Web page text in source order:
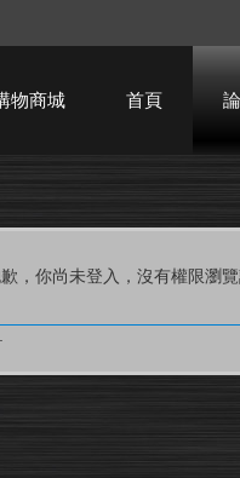
物商城 首頁
，你尚未登入，沒有權限瀏